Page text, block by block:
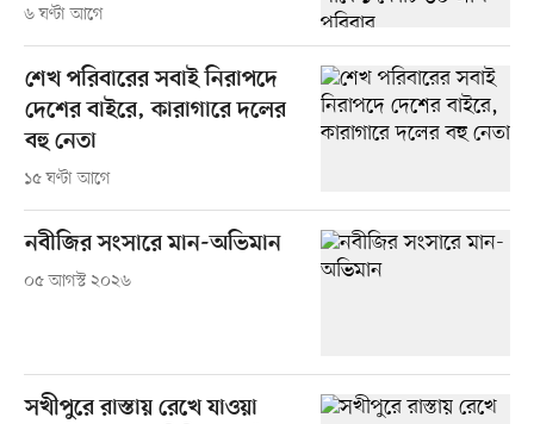
৬ ঘণ্টা আগে
শেখ পরিবারের সবাই নিরাপদে
দেশের বাইরে, কারাগারে দলের
বহু নেতা
১৫ ঘণ্টা আগে
নবীজির সংসারে মান-অভিমান
০৫ আগস্ট ২০২৬
সখীপুরে রাস্তায় রেখে যাওয়া